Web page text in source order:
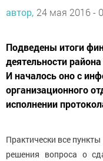
автор, 24 мая 2016 -
Подведены итоги
деятельности
И началось оно с
организационного
исполнении
Практически все
решения вопроса о